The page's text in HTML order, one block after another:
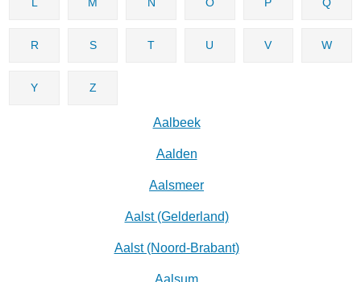
L M N O P Q
R S T U V W
Y Z
Aalbeek
Aalden
Aalsmeer
Aalst (Gelderland)
Aalst (Noord-Brabant)